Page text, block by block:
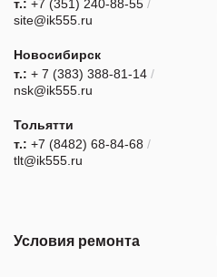
т.: +7 (351) 240-88-55 /
site@ik555.ru
Новосибирск
т.: + 7 (383) 388-81-14 /
nsk@ik555.ru
Тольятти
т.: +7 (8482) 68-84-68 /
tlt@ik555.ru
Условия ремонта